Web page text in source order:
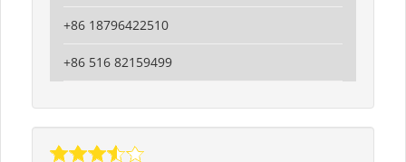
+86 18796422510
+86 516 82159499